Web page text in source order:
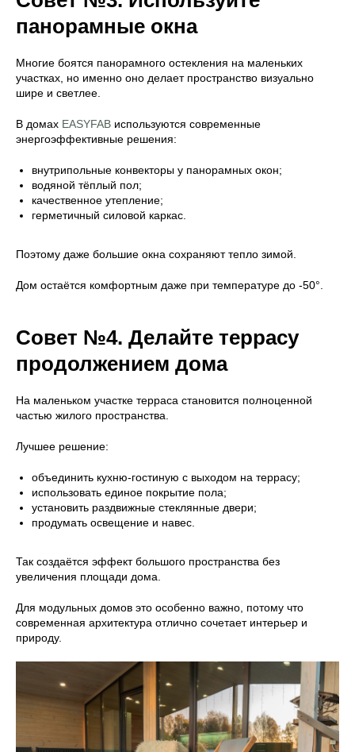
панорамные окна
Многие боятся панорамного остекления на маленьких
участках, но именно оно делает пространство визуально
шире и светлее.
В домах EASYFAB используются современные
энергоэффективные решения:
внутрипольные конвекторы у панорамных окон;
водяной тёплый пол;
качественное утепление;
герметичный силовой каркас.
Поэтому даже большие окна сохраняют тепло зимой.
Дом остаётся комфортным даже при температуре до -50°.
Совет №4. Делайте террасу
продолжением дома
На маленьком участке терраса становится полноценной
частью жилого пространства.
Лучшее решение:
объединить кухню-гостиную с выходом на террасу;
использовать единое покрытие пола;
установить раздвижные стеклянные двери;
продумать освещение и навес.
Так создаётся эффект большого пространства без
увеличения площади дома.
Для модульных домов это особенно важно, потому что
современная архитектура отлично сочетает интерьер и
природу.